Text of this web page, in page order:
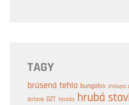
TAGY
brúsená tehla bungalov chalupa
dotácie DZT fasáda hrubá